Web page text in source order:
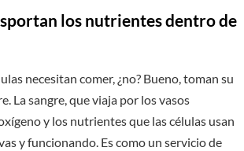
los nutrientes dentro de
necesitan comer, ¿no? Bueno, toman su
La sangre, que viaja por los vasos
y los nutrientes que las células usan
y funcionando. Es como un servicio de